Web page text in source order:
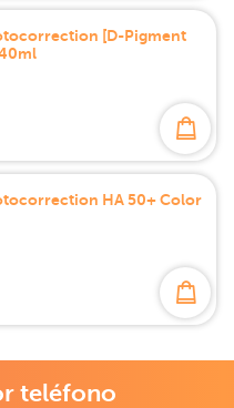
[D-Pigment
HA 50+ Color
teléfono